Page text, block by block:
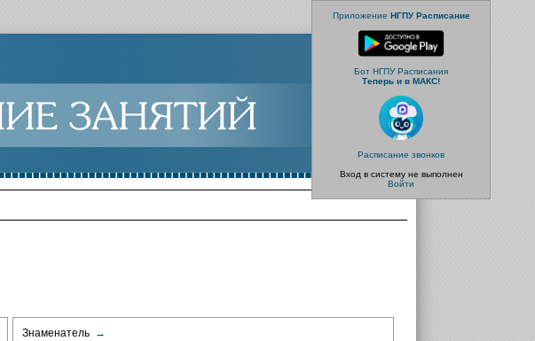
Приложение НГПУ Расписание
Бот НГПУ Расписания
Теперь и в МАКС!
Расписание звонков
Вход в систему не выполнен
Войти
Знаменатель →